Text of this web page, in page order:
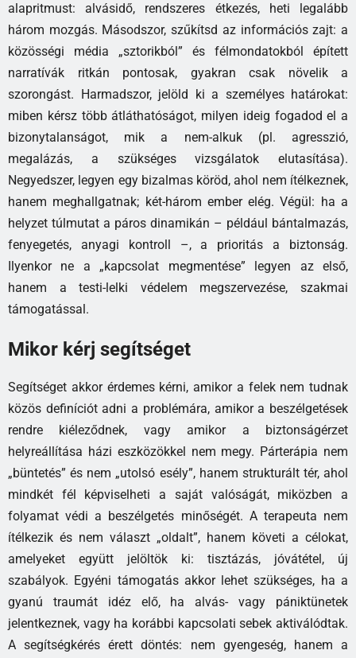
alapritmust: alvásidő, rendszeres étkezés, heti legalább
három mozgás. Másodszor, szűkítsd az információs zajt: a
közösségi média „sztorikból” és félmondatokból épített
narratívák ritkán pontosak, gyakran csak növelik a
szorongást. Harmadszor, jelöld ki a személyes határokat:
miben kérsz több átláthatóságot, milyen ideig fogadod el a
bizonytalanságot, mik a nem-alkuk (pl. agresszió,
megalázás, a szükséges vizsgálatok elutasítása).
Negyedszer, legyen egy bizalmas köröd, ahol nem ítélkeznek,
hanem meghallgatnak; két-három ember elég. Végül: ha a
helyzet túlmutat a páros dinamikán – például bántalmazás,
fenyegetés, anyagi kontroll –, a prioritás a biztonság.
Ilyenkor ne a „kapcsolat megmentése” legyen az első,
hanem a testi-lelki védelem megszervezése, szakmai
támogatással.
Mikor kérj segítséget
Segítséget akkor érdemes kérni, amikor a felek nem tudnak
közös definíciót adni a problémára, amikor a beszélgetések
rendre kiéleződnek, vagy amikor a biztonságérzet
helyreállítása házi eszközökkel nem megy. Párterápia nem
„büntetés” és nem „utolsó esély”, hanem strukturált tér, ahol
mindkét fél képviselheti a saját valóságát, miközben a
folyamat védi a beszélgetés minőségét. A terapeuta nem
ítélkezik és nem választ „oldalt”, hanem követi a célokat,
amelyeket együtt jelöltök ki: tisztázás, jóvátétel, új
szabályok. Egyéni támogatás akkor lehet szükséges, ha a
gyanú traumát idéz elő, ha alvás- vagy pániktünetek
jelentkeznek, vagy ha korábbi kapcsolati sebek aktiválódtak.
A segítségkérés érett döntés: nem gyengeség, hanem a